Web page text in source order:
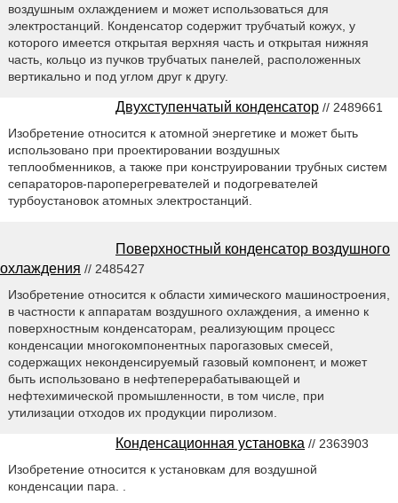
воздушным охлаждением и может использоваться для
электростанций. Конденсатор содержит трубчатый кожух, у
которого имеется открытая верхняя часть и открытая нижняя
часть, кольцо из пучков трубчатых панелей, расположенных
вертикально и под углом друг к другу.
Двухступенчатый конденсатор // 2489661
Изобретение относится к атомной энергетике и может быть
использовано при проектировании воздушных
теплообменников, а также при конструировании трубных систем
сепараторов-пароперегревателей и подогревателей
турбоустановок атомных электростанций.
Поверхностный конденсатор воздушного
охлаждения // 2485427
Изобретение относится к области химического машиностроения,
в частности к аппаратам воздушного охлаждения, а именно к
поверхностным конденсаторам, реализующим процесс
конденсации многокомпонентных парогазовых смесей,
содержащих неконденсируемый газовый компонент, и может
быть использовано в нефтеперерабатывающей и
нефтехимической промышленности, в том числе, при
утилизации отходов их продукции пиролизом.
Конденсационная установка // 2363903
Изобретение относится к установкам для воздушной
конденсации пара. .